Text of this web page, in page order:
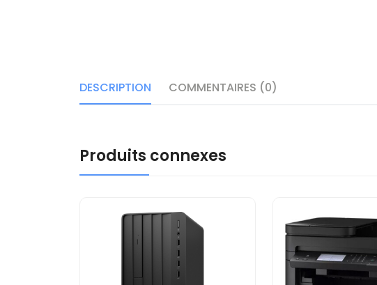
DESCRIPTION COMMENTAIRES (0)
Produits connexes